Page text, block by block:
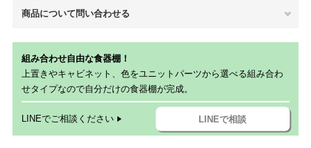
商品について問い合わせる
組み合わせ自由な食器棚！
上置きやキャビネット、色をユニットパーツから選べる組み合わ
せタイプなので自分だけの食器棚が完成。
LINEでご相談ください LINEで相談